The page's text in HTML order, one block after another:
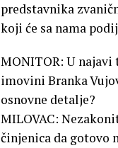
predstavnika
koji će sa nama
MONITOR: U
imovini Branka
osnovne detalje?
MILOVAC:
činjenica da gotovo